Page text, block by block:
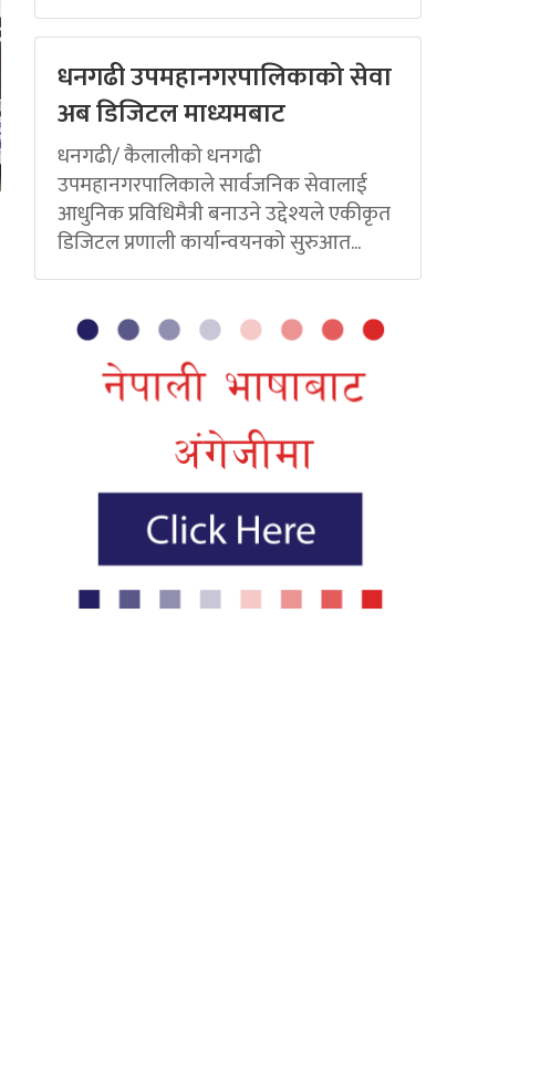
धनगढी उपमहानगरपालिकाको सेवा
अब डिजिटल माध्यमबाट
धनगढी/ कैलालीको धनगढी
उपमहानगरपालिकाले सार्वजनिक सेवालाई
आधुनिक प्रविधिमैत्री बनाउने उद्देश्यले एकीकृत
डिजिटल प्रणाली कार्यान्वयनको सुरुआत...